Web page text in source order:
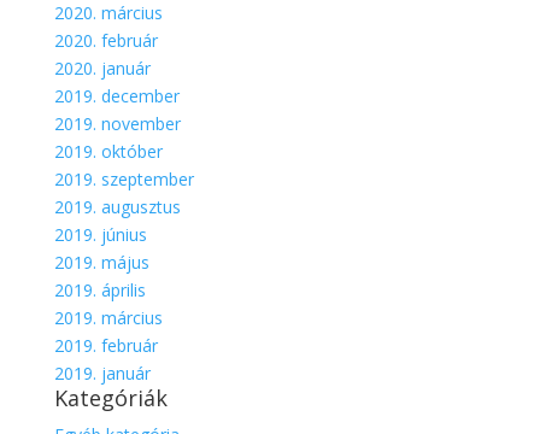
2020. március
2020. február
2020. január
2019. december
2019. november
2019. október
2019. szeptember
2019. augusztus
2019. június
2019. május
2019. április
2019. március
2019. február
2019. január
Kategóriák